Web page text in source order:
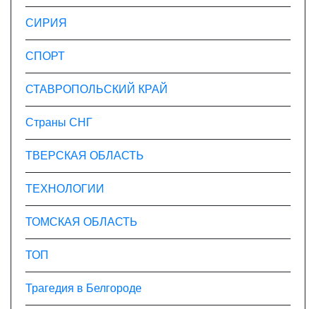
СИРИЯ
СПОРТ
СТАВРОПОЛЬСКИЙ КРАЙ
Страны СНГ
ТВЕРСКАЯ ОБЛАСТЬ
ТЕХНОЛОГИИ
ТОМСКАЯ ОБЛАСТЬ
ТОП
Трагедия в Белгороде